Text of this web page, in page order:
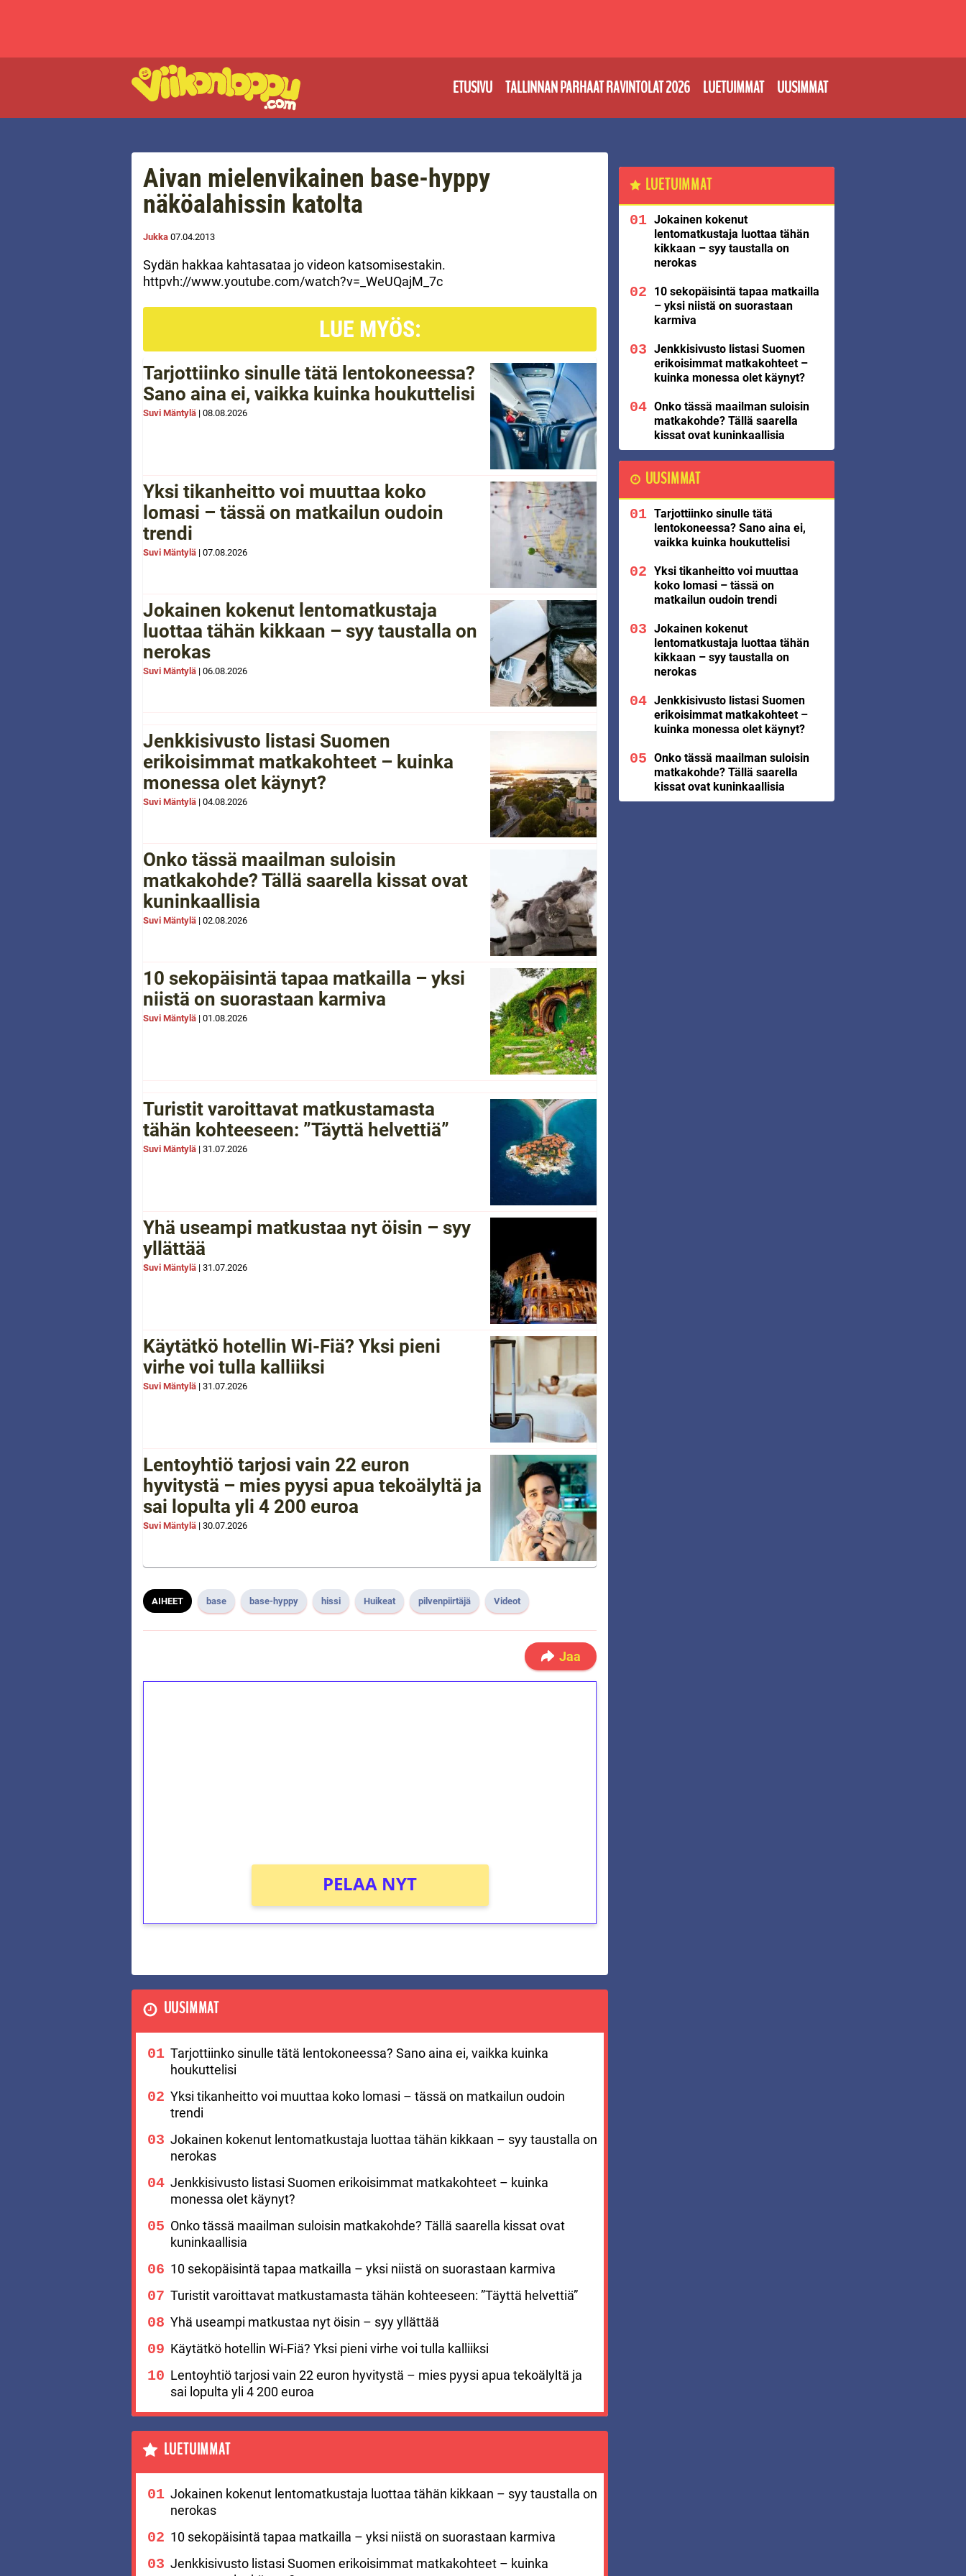
ETUSIVU TALLINNAN PARHAAT RAVINTOLAT 2026 LUETUIMMAT UUSIMMAT
Aivan mielenvikainen base-hyppy
näköalahissin katolta
Jukka 07.04.2013
Sydän hakkaa kahtasataa jo videon katsomisestakin.
httpvh://www.youtube.com/watch?v=_WeUQajM_7c
LUE MYÖS:
Tarjottiinko sinulle tätä lentokoneessa?
Sano aina ei, vaikka kuinka houkuttelisi
Suvi Mäntylä | 08.08.2026
Yksi tikanheitto voi muuttaa koko
lomasi – tässä on matkailun oudoin
trendi
Suvi Mäntylä | 07.08.2026
Jokainen kokenut lentomatkustaja
luottaa tähän kikkaan – syy taustalla on
nerokas
Suvi Mäntylä | 06.08.2026
Jenkkisivusto listasi Suomen
erikoisimmat matkakohteet – kuinka
monessa olet käynyt?
Suvi Mäntylä | 04.08.2026
Onko tässä maailman suloisin
matkakohde? Tällä saarella kissat ovat
kuninkaallisia
Suvi Mäntylä | 02.08.2026
10 sekopäisintä tapaa matkailla – yksi
niistä on suorastaan karmiva
Suvi Mäntylä | 01.08.2026
Turistit varoittavat matkustamasta
tähän kohteeseen: ”Täyttä helvettiä”
Suvi Mäntylä | 31.07.2026
Yhä useampi matkustaa nyt öisin – syy
yllättää
Suvi Mäntylä | 31.07.2026
Käytätkö hotellin Wi-Fiä? Yksi pieni
virhe voi tulla kalliiksi
Suvi Mäntylä | 31.07.2026
Lentoyhtiö tarjosi vain 22 euron
hyvitystä – mies pyysi apua tekoälyltä ja
sai lopulta yli 4 200 euroa
Suvi Mäntylä | 30.07.2026
AIHEET base base-hyppy hissi Huikeat pilvenpiirtäjä Videot
Jaa
PELAA NYT
UUSIMMAT
Tarjottiinko sinulle tätä lentokoneessa? Sano aina ei, vaikka kuinka
houkuttelisi
Yksi tikanheitto voi muuttaa koko lomasi – tässä on matkailun oudoin
trendi
Jokainen kokenut lentomatkustaja luottaa tähän kikkaan – syy taustalla on
nerokas
Jenkkisivusto listasi Suomen erikoisimmat matkakohteet – kuinka
monessa olet käynyt?
Onko tässä maailman suloisin matkakohde? Tällä saarella kissat ovat
kuninkaallisia
10 sekopäisintä tapaa matkailla – yksi niistä on suorastaan karmiva
Turistit varoittavat matkustamasta tähän kohteeseen: ”Täyttä helvettiä”
Yhä useampi matkustaa nyt öisin – syy yllättää
Käytätkö hotellin Wi-Fiä? Yksi pieni virhe voi tulla kalliiksi
Lentoyhtiö tarjosi vain 22 euron hyvitystä – mies pyysi apua tekoälyltä ja
sai lopulta yli 4 200 euroa
LUETUIMMAT
Jokainen kokenut lentomatkustaja luottaa tähän kikkaan – syy taustalla on
nerokas
10 sekopäisintä tapaa matkailla – yksi niistä on suorastaan karmiva
Jenkkisivusto listasi Suomen erikoisimmat matkakohteet – kuinka
LUETUIMMAT
Jokainen kokenut
lentomatkustaja luottaa tähän
kikkaan – syy taustalla on
nerokas
10 sekopäisintä tapaa matkailla
– yksi niistä on suorastaan
karmiva
Jenkkisivusto listasi Suomen
erikoisimmat matkakohteet –
kuinka monessa olet käynyt?
Onko tässä maailman suloisin
matkakohde? Tällä saarella
kissat ovat kuninkaallisia
UUSIMMAT
Tarjottiinko sinulle tätä
lentokoneessa? Sano aina ei,
vaikka kuinka houkuttelisi
Yksi tikanheitto voi muuttaa
koko lomasi – tässä on
matkailun oudoin trendi
Jokainen kokenut
lentomatkustaja luottaa tähän
kikkaan – syy taustalla on
nerokas
Jenkkisivusto listasi Suomen
erikoisimmat matkakohteet –
kuinka monessa olet käynyt?
Onko tässä maailman suloisin
matkakohde? Tällä saarella
kissat ovat kuninkaallisia